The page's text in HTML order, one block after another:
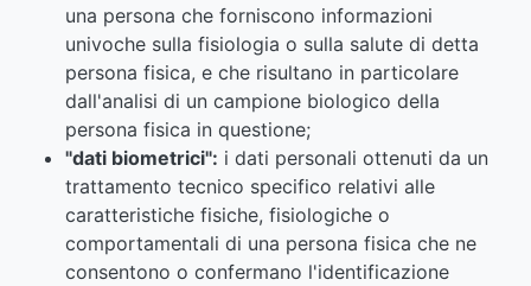
una persona che forniscono informazioni
univoche sulla fisiologia o sulla salute di detta
persona fisica, e che risultano in particolare
dall'analisi di un campione biologico della
persona fisica in questione;
"dati biometrici": i dati personali ottenuti da un
trattamento tecnico specifico relativi alle
caratteristiche fisiche, fisiologiche o
comportamentali di una persona fisica che ne
consentono o confermano l'identificazione